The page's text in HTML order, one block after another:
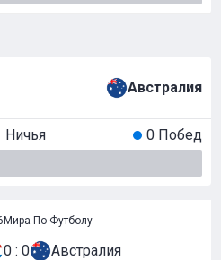
Австралия
Ничья 0 Побед
Мира По Футболу
0 : 0 Австралия